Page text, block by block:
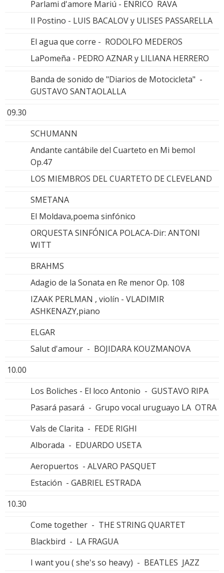
Parlami d'amore Mariú - ENRICO RAVA
Il Postino - LUIS BACALOV y ULISES PASSARELLA
El agua que corre - RODOLFO MEDEROS
LaPomeña - PEDRO AZNAR y LILIANA HERRERO
Banda de sonido de "Diarios de Motocicleta" -
GUSTAVO SANTAOLALLA
09.30
SCHUMANN
Andante cantábile del Cuarteto en Mi bemol
Op.47
LOS MIEMBROS DEL CUARTETO DE CLEVELAND
SMETANA
El Moldava,poema sinfónico
ORQUESTA SINFÓNICA POLACA-Dir: ANTONI
WITT
BRAHMS
Adagio de la Sonata en Re menor Op. 108
IZAAK PERLMAN , violín - VLADIMIR
ASHKENAZY,piano
ELGAR
Salut d'amour - BOJIDARA KOUZMANOVA
10.00
Los Boliches - El loco Antonio - GUSTAVO RIPA
Pasará pasará - Grupo vocal uruguayo LA OTRA
Vals de Clarita - FEDE RIGHI
Alborada - EDUARDO USETA
Aeropuertos - ALVARO PASQUET
Estación - GABRIEL ESTRADA
10.30
Come together - THE STRING QUARTET
Blackbird - LA FRAGUA
I want you ( she's so heavy) - BEATLES JAZZ